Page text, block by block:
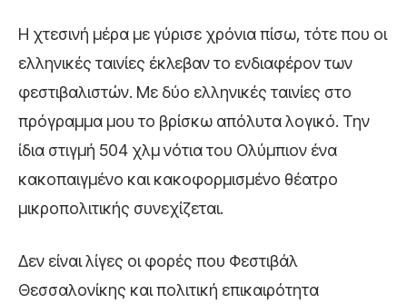
Η χτεσινή μέρα με γύρισε χρόνια πίσω, τότε που οι
ελληνικές ταινίες έκλεβαν το ενδιαφέρον των
φεστιβαλιστών. Με δύο ελληνικές ταινίες στο
πρόγραμμα μου το βρίσκω απόλυτα λογικό. Την
ίδια στιγμή 504 χλμ νότια του Ολύμπιον ένα
κακοπαιγμένο και κακοφορμισμένο θέατρο
μικροπολιτικής συνεχίζεται.
Δεν είναι λίγες οι φορές που Φεστιβάλ
Θεσσαλονίκης και πολιτική επικαιρότητα